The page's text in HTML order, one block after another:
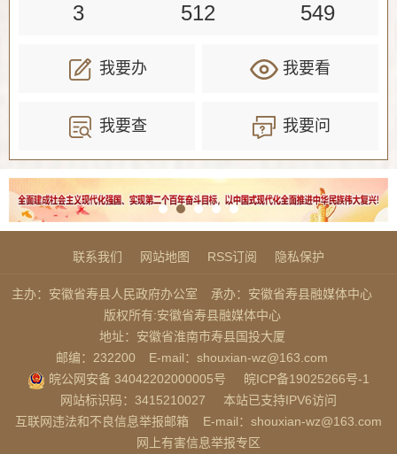
3 512 549
我要办 我要看
我要查 我要问
联系我们 网站地图 RSS订阅 隐私保护
主办：安徽省寿县人民政府办公室
承办：安徽省寿县融媒体中心
版权所有:安徽省寿县融媒体中心
地址：安徽省淮南市寿县国投大厦
邮编：232200
E-mail：shouxian-wz@163.com
皖公网安备 34042202000005号
皖ICP备19025266号-1
网站标识码：3415210027
本站已支持IPV6访问
互联网违法和不良信息举报邮箱
E-mail：shouxian-wz@163.com
网上有害信息举报专区